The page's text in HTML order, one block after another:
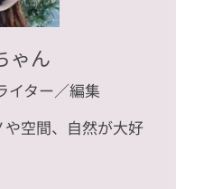
ゃん
イター／編集
空間、自然が大好